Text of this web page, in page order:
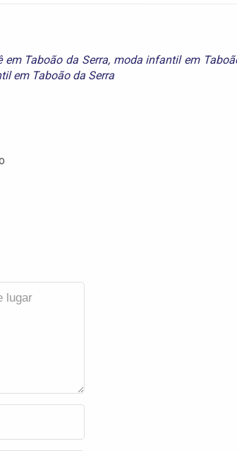
em Taboão da Serra, moda infantil em
em Taboão da Serra